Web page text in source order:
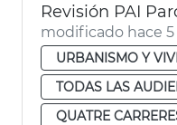
Revisión PAI
modificado hace 5
URBANISMO Y
TODAS LAS
QUATRE